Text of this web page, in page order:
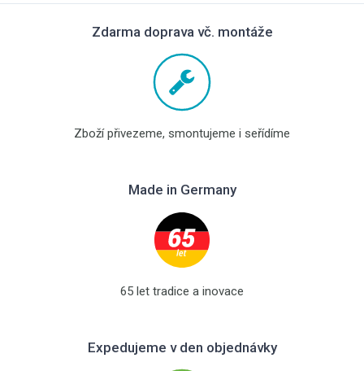
Zdarma doprava vč. montáže
Zboží přivezeme, smontujeme i seřídíme
Made in Germany
65 let tradice a inovace
Expedujeme v den objednávky